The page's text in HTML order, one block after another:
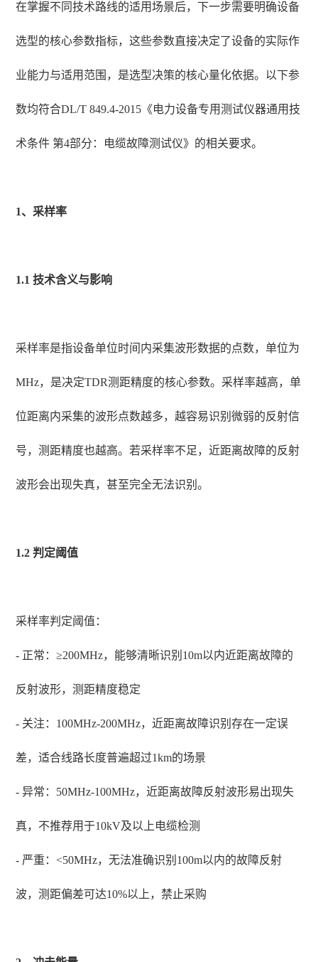
在掌握不同技术路线的适用场景后，下一步需要明确设备
选型的核心参数指标，这些参数直接决定了设备的实际作
业能力与适用范围，是选型决策的核心量化依据。以下参
数均符合DL/T 849.4-2015《电力设备专用测试仪器通用技
术条件 第4部分：电缆故障测试仪》的相关要求。
1、采样率
1.1 技术含义与影响
采样率是指设备单位时间内采集波形数据的点数，单位为
MHz，是决定TDR测距精度的核心参数。采样率越高，单
位距离内采集的波形点数越多，越容易识别微弱的反射信
号，测距精度也越高。若采样率不足，近距离故障的反射
波形会出现失真，甚至完全无法识别。
1.2 判定阈值
采样率判定阈值：
- 正常：≥200MHz，能够清晰识别10m以内近距离故障的
反射波形，测距精度稳定
- 关注：100MHz-200MHz，近距离故障识别存在一定误
差，适合线路长度普遍超过1km的场景
- 异常：50MHz-100MHz，近距离故障反射波形易出现失
真，不推荐用于10kV及以上电缆检测
- 严重：<50MHz，无法准确识别100m以内的故障反射
波，测距偏差可达10%以上，禁止采购